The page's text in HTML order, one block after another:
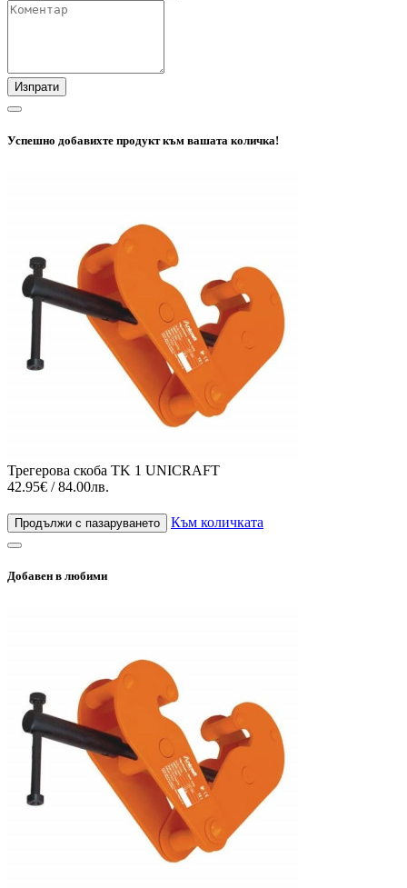
Изпрати
Успешно добавихте продукт към вашата количка!
Трегерова скоба TK 1 UNICRAFT
42.95€ / 84.00лв.
Продължи с пазаруването Към количката
Добавен в любими